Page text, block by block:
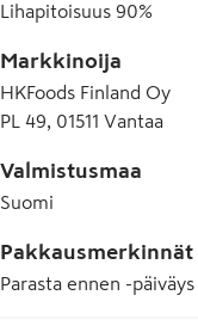
Lihapitoisuus 90%
Markkinoija
HKFoods Finland Oy
PL 49, 01511 Vantaa
Valmistusmaa
Suomi
Pakkausmerkinnät
Parasta ennen -päiväys